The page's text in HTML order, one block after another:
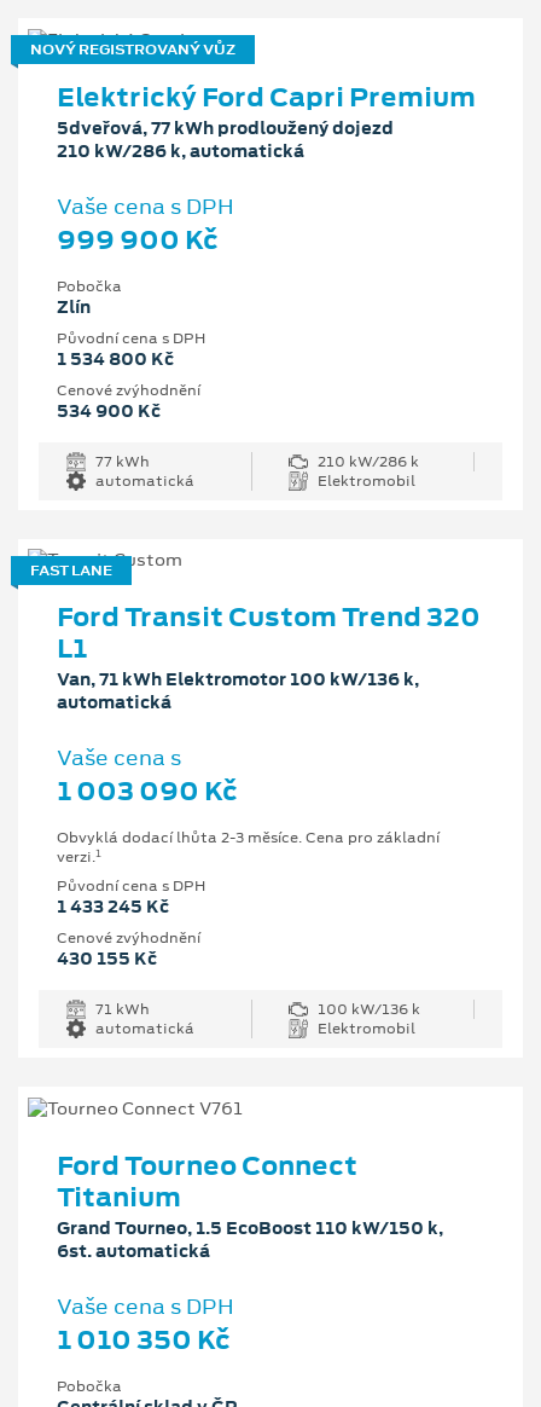
NOVÝ REGISTROVANÝ VŮZ
Elektrický Ford Capri Premium
5dveřová, 77 kWh prodloužený dojezd
210 kW/286 k, automatická
Vaše cena s DPH
999 900 Kč
Pobočka
Zlín
Původní cena s DPH
1 534 800 Kč
Cenové zvýhodnění
534 900 Kč
77 kWh
210 kW/286 k
automatická
Elektromobil
FAST LANE
Ford Transit Custom Trend 320
L1
Van, 71 kWh Elektromotor 100 kW/136 k,
automatická
Vaše cena s
1 003 090 Kč
Obvyklá dodací lhůta 2-3 měsíce. Cena pro základní
verzi.1
Původní cena s DPH
1 433 245 Kč
Cenové zvýhodnění
430 155 Kč
71 kWh
100 kW/136 k
automatická
Elektromobil
Ford Tourneo Connect
Titanium
Grand Tourneo, 1.5 EcoBoost 110 kW/150 k,
6st. automatická
Vaše cena s DPH
1 010 350 Kč
Pobočka